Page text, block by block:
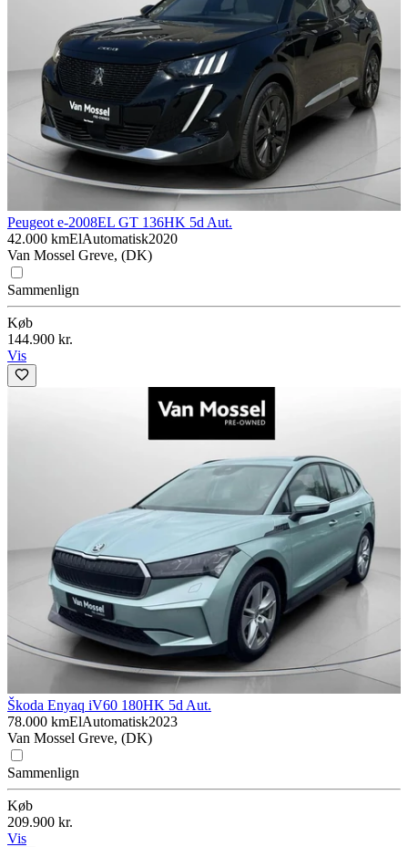
Peugeot e-2008EL GT 136HK 5d Aut.
42.000 kmElAutomatisk2020
Van Mossel Greve, (DK)
Sammenlign
Køb
144.900 kr.
Vis
Škoda Enyaq iV60 180HK 5d Aut.
78.000 kmElAutomatisk2023
Van Mossel Greve, (DK)
Sammenlign
Køb
209.900 kr.
Vis